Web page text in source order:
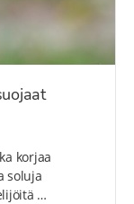
korjaa
soluja
…